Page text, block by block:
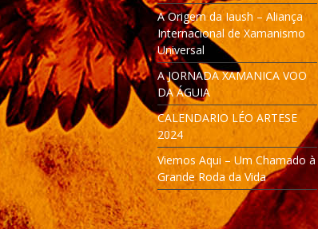
A Origem da Iaush – Aliança
Internacional de Xamanismo
Universal
A JORNADA XAMANICA VOO
DA ÁGUIA
CALENDARIO LÉO ARTESE
2024
Viemos Aqui – Um Chamado à
Grande Roda da Vida